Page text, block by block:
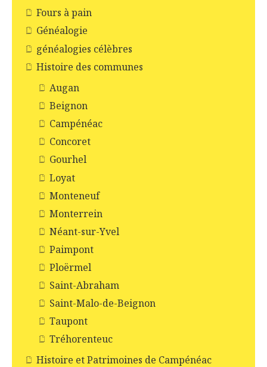
Fours à pain
Généalogie
généalogies célèbres
Histoire des communes
Augan
Beignon
Campénéac
Concoret
Gourhel
Loyat
Monteneuf
Monterrein
Néant-sur-Yvel
Paimpont
Ploërmel
Saint-Abraham
Saint-Malo-de-Beignon
Taupont
Tréhorenteuc
Histoire et Patrimoines de Campénéac